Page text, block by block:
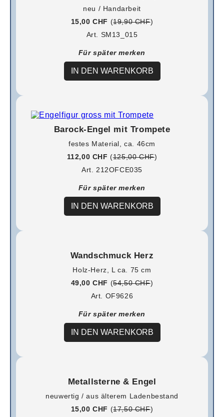
neu / Handarbeit
15,00 CHF (19,90 CHF)
Art. SM13_015
Für später merken
IN DEN WARENKORB
Barock-Engel mit Trompete
festes Material, ca. 46cm
112,00 CHF (125,00 CHF)
Art. 212OFCE035
Für später merken
IN DEN WARENKORB
Wandschmuck Herz
Holz-Herz, L ca. 75 cm
49,00 CHF (54,50 CHF)
Art. OF9626
Für später merken
IN DEN WARENKORB
Metallsterne & Engel
neuwertig / aus älterem Ladenbestand
15,00 CHF (17,50 CHF)